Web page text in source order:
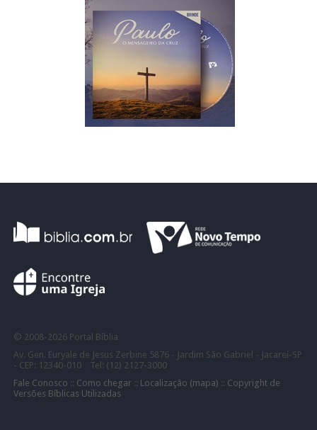
© 2008- 2026 Portal Bíblia
Av. Gen. Euryale de Jesus Zerbine 5876 - Jardim São Gabriel - Jacareí-SP
- CEP: 12340-010 Tel: (12) 2127-3000
Fale Conosco :: Como chegar:: Localização (mapa) :: Copyright de
Versões Bíblicas Utilizadas